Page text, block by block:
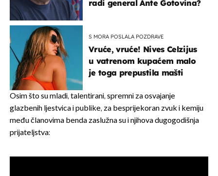
radi general Ante Gotovina?
S MORA POSLALA POZDRAVE
Vruće, vruće! Nives Celzijus
u vatrenom kupaćem malo
je toga prepustila mašti
Osim što su mladi, talentirani, spremni za osvajanje
glazbenih ljestvica i publike, za besprijekoran zvuk i kemiju
među članovima benda zaslužna su i njihova dugogodišnja
prijateljstva: